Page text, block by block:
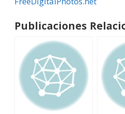
Publicaciones